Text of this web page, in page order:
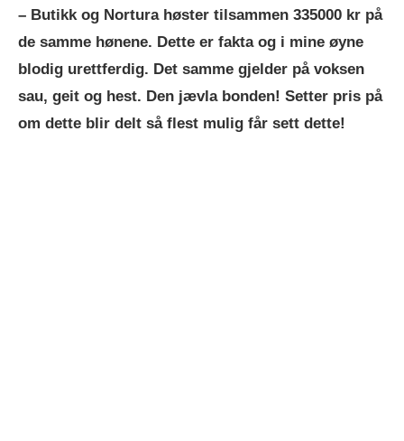
– Butikk og Nortura høster tilsammen 335000 kr på
de samme hønene. Dette er fakta og i mine øyne
blodig urettferdig. Det samme gjelder på voksen
sau, geit og hest. Den jævla bonden! Setter pris på
om dette blir delt så flest mulig får sett dette!